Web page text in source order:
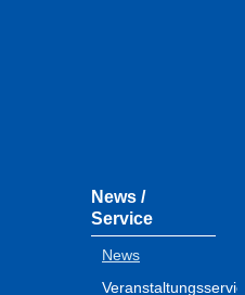
News /
Service
News
Veranstaltungsservice